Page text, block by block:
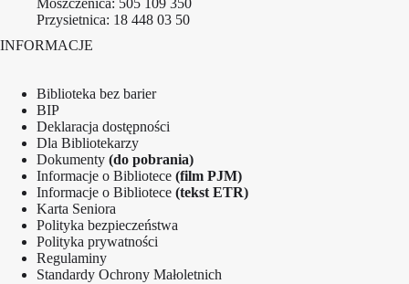
Moszczenica: 505 109 350
Przysietnica: 18 448 03 50
INFORMACJE
Biblioteka bez barier
BIP
Deklaracja dostępności
Dla Bibliotekarzy
Dokumenty (do pobrania)
Informacje o Bibliotece (film PJM)
Informacje o Bibliotece (tekst ETR)
Karta Seniora
Polityka bezpieczeństwa
Polityka prywatności
Regulaminy
Standardy Ochrony Małoletnich